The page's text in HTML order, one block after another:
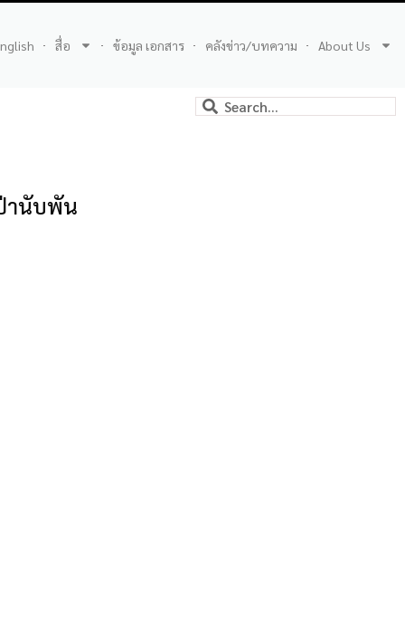
สื่อ ข้อมูล เอกสาร คลังข่าว/บทความ About Us
านับพัน